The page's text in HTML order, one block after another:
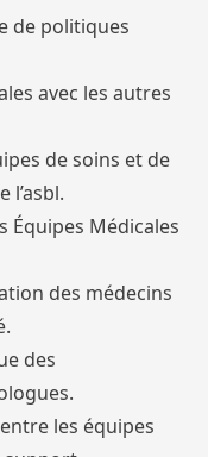
de politiques
avec les autres
de soins et de
Équipes Médicales
des médecins
des
les équipes